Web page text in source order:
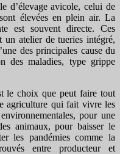
d’élevage avicole, celui de
élevées en plein air. La
est souvent directe. Ces
un atelier de tueries intégré,
des principales cause du
des maladies, type grippe
le choix que peut faire tout
agriculture qui fait vivre les
pour une
animaux, pour baisser le
les pandémies comme la
entre producteur et